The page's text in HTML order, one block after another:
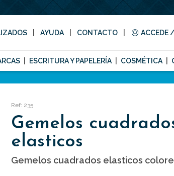
AYUDA CONTACTO ACCEDE
ESCRITURA Y PAPELERÍA COSMÉTICA
Ref: 235
Gemelos
elasticos
Gemelos cuadrados elasticos